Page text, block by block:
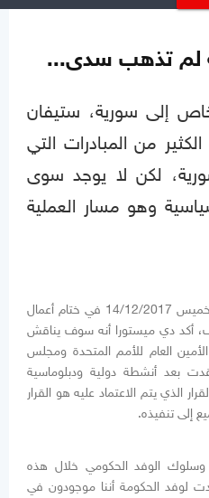
لم تذهب سدى...
إلى سورية، ستيفان
من المبادرات التي
لكن لا يوجد سوى
وهو مسار العملية
وفي مؤتمرٍ صحفي عقده مساء الخميس 14/12/2017 في ختام أعمال
أكد دي ميستورا أنه سوف يناقش
العام للأمم المتحدة ومجلس
بعد أنشطة دولية ودبلوماسية
الذي يتم الاعتماد عليه هو القرار
الوفد الحكومي خلال هذه
لوفد الحكومة أننا موجودون في